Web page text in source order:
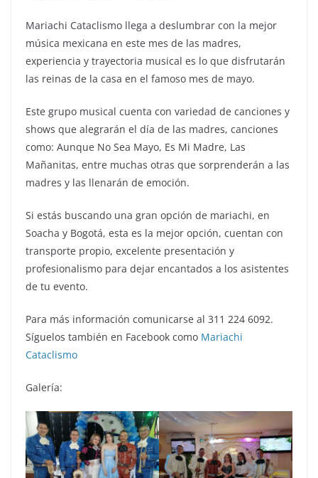
Mariachi Cataclismo llega a deslumbrar con la mejor
música mexicana en este mes de las madres,
experiencia y trayectoria musical es lo que disfrutarán
las reinas de la casa en el famoso mes de mayo.
Este grupo musical cuenta con variedad de canciones y
shows que alegrarán el día de las madres, canciones
como: Aunque No Sea Mayo, Es Mi Madre, Las
Mañanitas, entre muchas otras que sorprenderán a las
madres y las llenarán de emoción.
Si estás buscando una gran opción de mariachi, en
Soacha y Bogotá, esta es la mejor opción, cuentan con
transporte propio, excelente presentación y
profesionalismo para dejar encantados a los asistentes
de tu evento.
Para más información comunicarse al 311 224 6092.
Síguelos también en Facebook como Mariachi
Cataclismo
Galería: